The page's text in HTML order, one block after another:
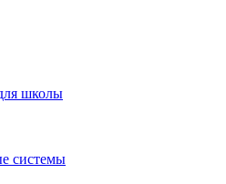
школы
системы